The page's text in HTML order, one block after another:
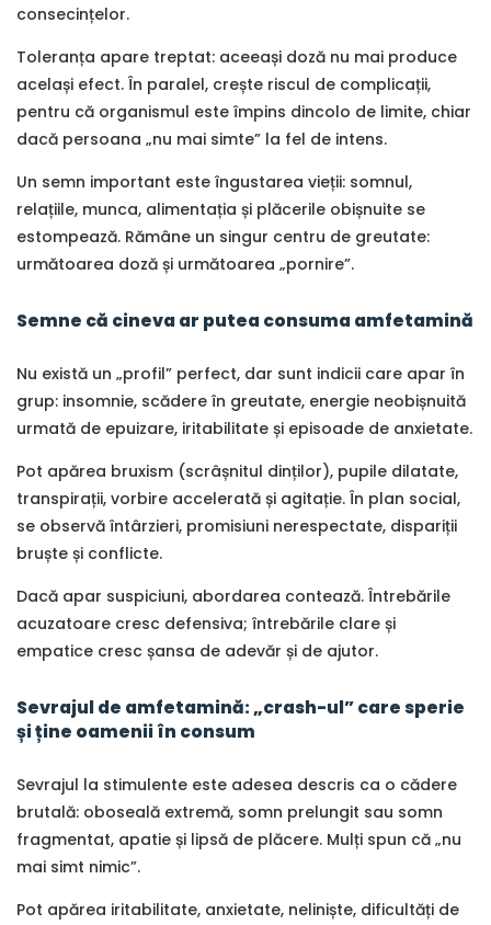
consecințelor.
Toleranța apare treptat: aceeași doză nu mai produce
același efect. În paralel, crește riscul de complicații,
pentru că organismul este împins dincolo de limite, chiar
dacă persoana „nu mai simte” la fel de intens.
Un semn important este îngustarea vieții: somnul,
relațiile, munca, alimentația și plăcerile obișnuite se
estompează. Rămâne un singur centru de greutate:
următoarea doză și următoarea „pornire”.
Semne că cineva ar putea consuma amfetamină
Nu există un „profil” perfect, dar sunt indicii care apar în
grup: insomnie, scădere în greutate, energie neobișnuită
urmată de epuizare, iritabilitate și episoade de anxietate.
Pot apărea bruxism (scrâșnitul dinților), pupile dilatate,
transpirații, vorbire accelerată și agitație. În plan social,
se observă întârzieri, promisiuni nerespectate, dispariții
bruște și conflicte.
Dacă apar suspiciuni, abordarea contează. Întrebările
acuzatoare cresc defensiva; întrebările clare și
empatice cresc șansa de adevăr și de ajutor.
Sevrajul de amfetamină: „crash-ul” care sperie
și ține oamenii în consum
Sevrajul la stimulente este adesea descris ca o cădere
brutală: oboseală extremă, somn prelungit sau somn
fragmentat, apatie și lipsă de plăcere. Mulți spun că „nu
mai simt nimic”.
Pot apărea iritabilitate, anxietate, neliniște, dificultăți de